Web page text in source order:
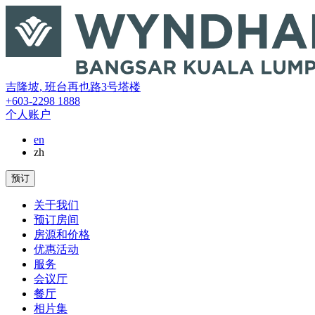
吉隆坡, 班台再也路3号塔楼
+603-2298 1888
个人账户
en
zh
预订
关于我们
预订房间
房源和价格
优惠活动
服务
会议厅
餐厅
相片集